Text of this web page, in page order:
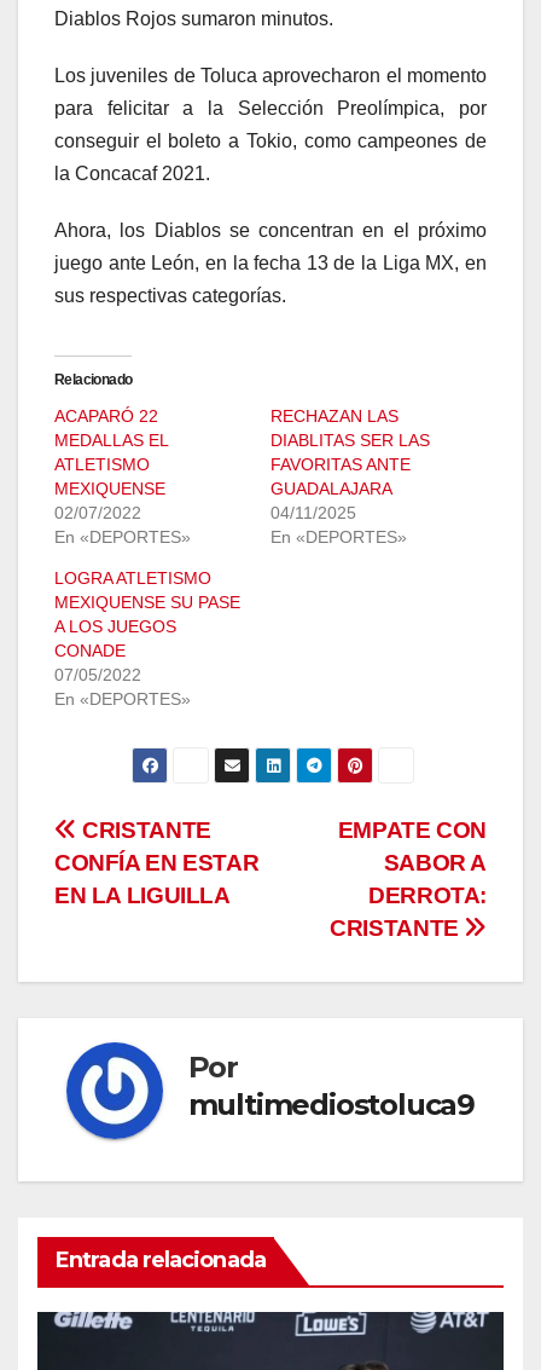
Diablos Rojos sumaron minutos.
Los juveniles de Toluca aprovecharon el momento
para felicitar a la Selección Preolímpica, por
conseguir el boleto a Tokio, como campeones de
la Concacaf 2021.
Ahora, los Diablos se concentran en el próximo
juego ante León, en la fecha 13 de la Liga MX, en
sus respectivas categorías.
Relacionado
ACAPARÓ 22
MEDALLAS EL
ATLETISMO
MEXIQUENSE
02/07/2022
En «DEPORTES»
RECHAZAN LAS
DIABLITAS SER LAS
FAVORITAS ANTE
GUADALAJARA
04/11/2025
En «DEPORTES»
LOGRA ATLETISMO
MEXIQUENSE SU PASE
A LOS JUEGOS
CONADE
07/05/2022
En «DEPORTES»
Navegación
de
EMPATE CON
SABOR A
DERROTA:
CRISTANTE
CRISTANTE
CONFÍA EN ESTAR
EN LA LIGUILLA
Por
multimediostoluca9
Entrada relacionada